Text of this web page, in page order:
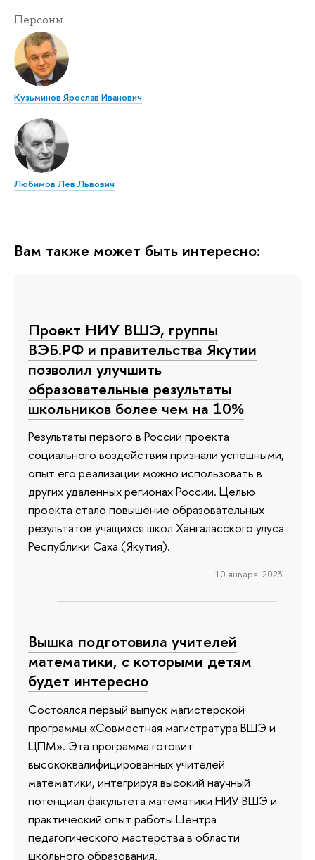
Персоны
Кузьминов Ярослав Иванович
Любимов Лев Львович
Вам также может быть интересно:
Проект НИУ ВШЭ, группы
ВЭБ.РФ и правительства Якутии
позволил улучшить
образовательные результаты
школьников более чем на 10%
Результаты первого в России проекта
социального воздействия признали успешными,
опыт его реализации можно использовать в
других удаленных регионах России. Целью
проекта стало повышение образовательных
результатов учащихся школ Хангаласского улуса
Республики Саха (Якутия).
10 января 2023
Вышка подготовила учителей
математики, с которыми детям
будет интересно
Состоялся первый выпуск магистерской
программы «Совместная магистратура ВШЭ и
ЦПМ». Эта программа готовит
высококвалифицированных учителей
математики, интегрируя высокий научный
потенциал факультета математики НИУ ВШЭ и
практический опыт работы Центра
педагогического мастерства в области
школьного образования.